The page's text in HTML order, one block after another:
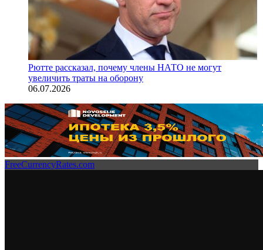
Рютте рассказал, почему члены НАТО не могут
увеличить траты на оборону
06.07.2026
FreeCurrencyRates.com